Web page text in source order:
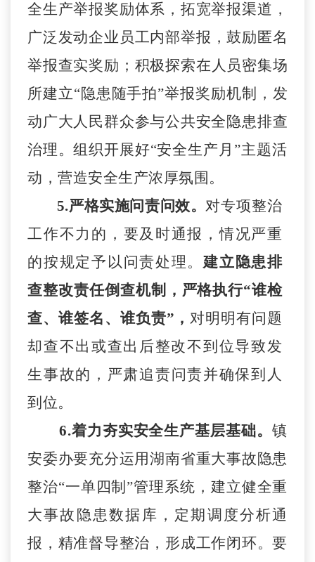
全生产举报奖励体系，拓宽举报渠道，
广泛发动企业 员工内部举报，鼓励匿名
举报查实奖励 ； 积极探索在人员密集场
所建立“隐患随手拍”举报奖励机制，发
动广大人民群众参与公共安全隐患排查
治理。组织开展好“安全生产月 ”主题活
动，营造安全生产浓厚氛围。
5.严格实施问责问效。对专项整治
工作不力的，要及时通报，情况严重
的按规定予以问责处理。建立隐患排
查整改责任倒查机制，严格执行“谁检
查、谁签名、谁负责”，对明明有问题
却查不出或查出后整改不到位导致发
生事故的，严肃追责问责并确保到人
到位。
6.着力夯实安全生产基层基础。镇
安委办要充分运用湖南省重大事故隐患
整治“一单四制”管理系统，建立健全重
大事故隐患数据库，定期调度分析通
报，精准督导整治，形成工作闭环。要